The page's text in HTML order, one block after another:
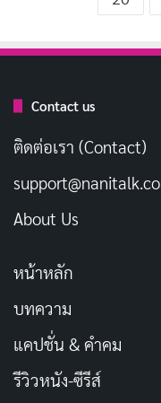
Contact us
ติดต่อเรา (Contact)
About Us
หน้าหลัก
บทความ
แคปชั่น & คำคม
รีวิวหนัง-ซีรีส์